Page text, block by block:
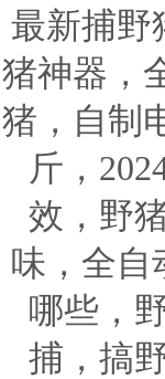
最新捕野
猪神器，
猪，自制
斤，
效，野
味，全自
哪些，
捕，搞